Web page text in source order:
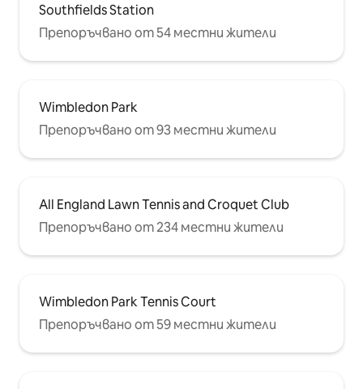
Southfields Station
Препоръчвано от 54 местни жители
Wimbledon Park
Препоръчвано от 93 местни жители
All England Lawn Tennis and Croquet Club
Препоръчвано от 234 местни жители
Wimbledon Park Tennis Court
Препоръчвано от 59 местни жители